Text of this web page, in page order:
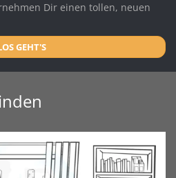
Dir einen tollen, neuen
GEHT'S